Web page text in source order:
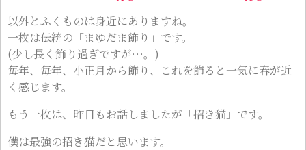
以外とふくものは身近にありますね。
一枚は伝統の「まゆだま飾り」です。
(少し長く飾り過ぎですが…。)
毎年、毎年、小正月から飾り、これを飾ると一気に春が近
く感じます。
もう一枚は、昨日もお話しましたが「招き猫」です。
僕は最強の招き猫だと思います。